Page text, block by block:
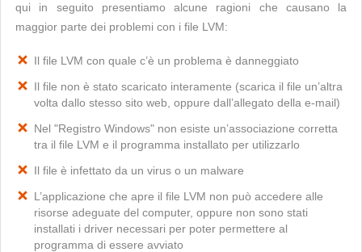
qui in seguito presentiamo alcune ragioni che causano la
maggior parte dei problemi con i file LVM:
Il file LVM con quale c’è un problema è danneggiato
Il file non è stato scaricato interamente (scarica il file un’altra
volta dallo stesso sito web, oppure dall’allegato della e-mail)
Nel "Registro Windows" non esiste un’associazione corretta
tra il file LVM e il programma installato per utilizzarlo
Il file è infettato da un virus o un malware
L’applicazione che apre il file LVM non può accedere alle
risorse adeguate del computer, oppure non sono stati
installati i driver necessari per poter permettere al
programma di essere avviato